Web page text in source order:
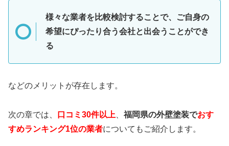
様々な業者を比較検討することで、ご自身の
希望にぴったり合う会社と出会うことができ
る
などのメリットが存在します。
次の章では、 口コミ30件以上 福岡県の外壁塗装でおす
すめランキング1位の業者についてもご紹介します。